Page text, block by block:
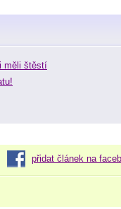
měli štěstí
přidat článek na